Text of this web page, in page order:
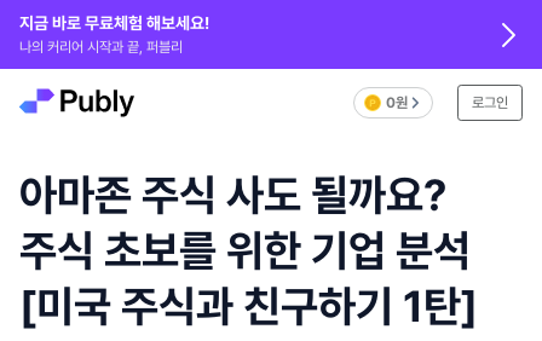
지금 바로 무료체험 해보세요!
나의 커리어 시작과 끝, 퍼블리
0원 로그인
아마존 주식 사도 될까요?
주식 초보를 위한 기업 분석
[미국 주식과 친구하기 1탄]